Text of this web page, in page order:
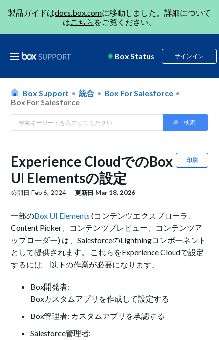
製品ガイドはdocs.box.comに移動しました。詳細について
はこちら をご覧ください。
Box Status サインイン
Box Support 統合
Box For Salesforce
Box For Salesforce
印刷
Experience CloudでのBox
UI Elementsの設定
公開日Feb 6, 2024 更新日 Mar 18, 2026
一部のBox UI Elements (コンテンツエクスプローラ、
Content Picker、コンテンツプレビュー、コンテンツア
ップローダー) は、SalesforceのLightningコンポーネント
として提供されます。 これらをExperience Cloudで設定
するには、以下の作業が必要になります。
Box開発者:
Boxカスタムアプリを作成して設定する
Box管理者: カスタムアプリを承認する
Salesforce管理者: